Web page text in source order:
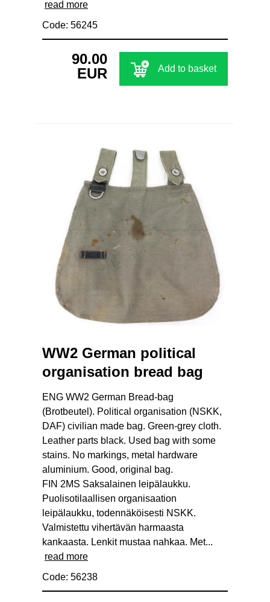
read more
Code: 56245
90.00
EUR
Add to basket
WW2 German political
organisation bread bag
ENG WW2 German Bread-bag
(Brotbeutel). Political organisation (NSKK,
DAF) civilian made bag. Green-grey cloth.
Leather parts black. Used bag with some
stains. No markings, metal hardware
aluminium. Good, original bag.
FIN 2MS Saksalainen leipälaukku.
Puolisotilaallisen organisaation
leipälaukku, todennäköisesti NSKK.
Valmistettu vihertävän harmaasta
kankaasta. Lenkit mustaa nahkaa. Met...
read more
Code: 56238